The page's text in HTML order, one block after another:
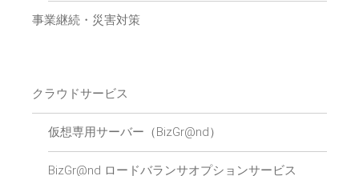
事業継続・災害対策
クラウドサービス
仮想専用サーバー（BizGr@nd）
BizGr@nd ロードバランサオプションサービス